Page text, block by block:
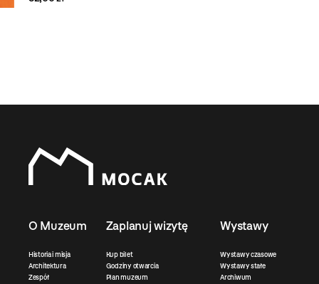
O Muzeum
Historia i misja
Architektura
Zespół
Zaplanuj wizytę
Kup bilet
Godziny otwarcia
Plan muzeum
Wystawy
Wystawy czasowe
Wystawy stałe
Archiwum